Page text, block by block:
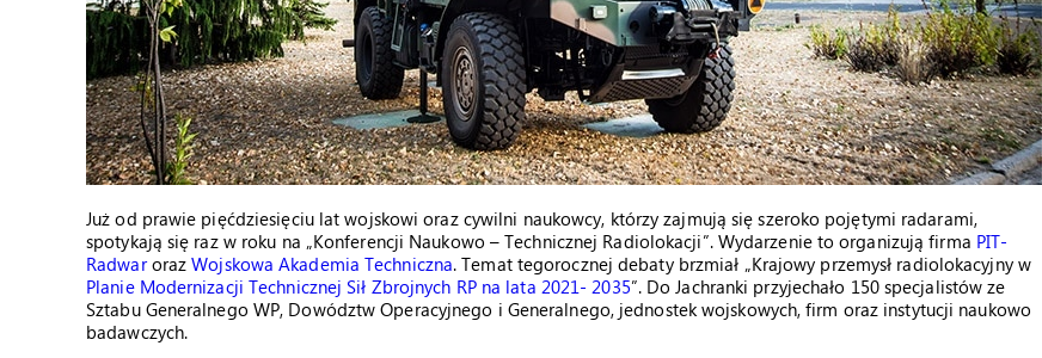
Już od prawie pięćdziesięciu lat wojskowi oraz cywilni naukowcy, którzy zajmują się szeroko pojętymi radarami,
spotykają się raz w roku na „Konferencji Naukowo – Technicznej Radiolokacji”. Wydarzenie to organizują firma PIT-
RadwarorazWojskowa Akademia Techniczna. Temat tegorocznej debaty brzmiał „Krajowy przemysł radiolokacyjny w
Planie Modernizacji Technicznej Sił Zbrojnych RP na lata 2021- 2035”. Do Jachranki przyjechało 150 specjalistów ze
Sztabu Generalnego WP, Dowództw Operacyjnego i Generalnego, jednostek wojskowych, firm oraz instytucji naukowo
badawczych.